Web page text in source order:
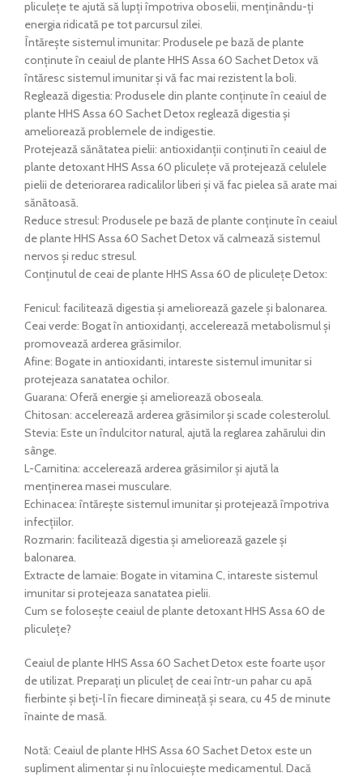
pliculețe te ajută să lupți împotriva oboselii, menținându-ți
energia ridicată pe tot parcursul zilei.
Întărește sistemul imunitar: Produsele pe bază de plante
conținute în ceaiul de plante HHS Assa 60 Sachet Detox vă
întăresc sistemul imunitar și vă fac mai rezistent la boli.
Reglează digestia: Produsele din plante conținute în ceaiul de
plante HHS Assa 60 Sachet Detox reglează digestia și
ameliorează problemele de indigestie.
Protejează sănătatea pielii: antioxidanții conținuti în ceaiul de
plante detoxant HHS Assa 60 pliculețe vă protejează celulele
pielii de deteriorarea radicalilor liberi și vă fac pielea să arate mai
sănătoasă.
Reduce stresul: Produsele pe bază de plante conținute în ceaiul
de plante HHS Assa 60 Sachet Detox vă calmează sistemul
nervos și reduc stresul.
Conținutul de ceai de plante HHS Assa 60 de pliculețe Detox:
Fenicul: facilitează digestia și ameliorează gazele și balonarea.
Ceai verde: Bogat în antioxidanți, accelerează metabolismul și
promovează arderea grăsimilor.
Afine: Bogate in antioxidanti, intareste sistemul imunitar si
protejeaza sanatatea ochilor.
Guarana: Oferă energie și ameliorează oboseala.
Chitosan: accelerează arderea grăsimilor și scade colesterolul.
Stevia: Este un îndulcitor natural, ajută la reglarea zahărului din
sânge.
L-Carnitina: accelerează arderea grăsimilor și ajută la
menținerea masei musculare.
Echinacea: întărește sistemul imunitar și protejează împotriva
infecțiilor.
Rozmarin: facilitează digestia și ameliorează gazele și
balonarea.
Extracte de lamaie: Bogate in vitamina C, intareste sistemul
imunitar si protejeaza sanatatea pielii.
Cum se folosește ceaiul de plante detoxant HHS Assa 60 de
pliculețe?
Ceaiul de plante HHS Assa 60 Sachet Detox este foarte ușor
de utilizat. Preparați un pliculeț de ceai într-un pahar cu apă
fierbinte și beți-l în fiecare dimineață și seara, cu 45 de minute
înainte de masă.
Notă: Ceaiul de plante HHS Assa 60 Sachet Detox este un
supliment alimentar și nu înlocuiește medicamentul. Dacă